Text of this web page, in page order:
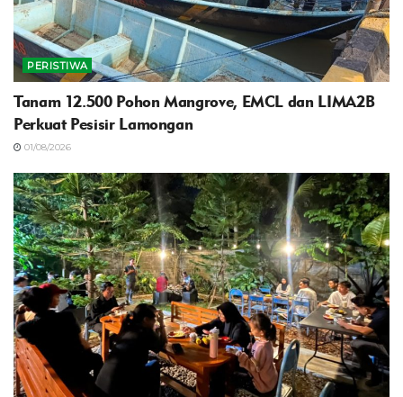
PERISTIWA
Tanam 12.500 Pohon Mangrove, EMCL dan LIMA2B
Perkuat Pesisir Lamongan
01/08/2026